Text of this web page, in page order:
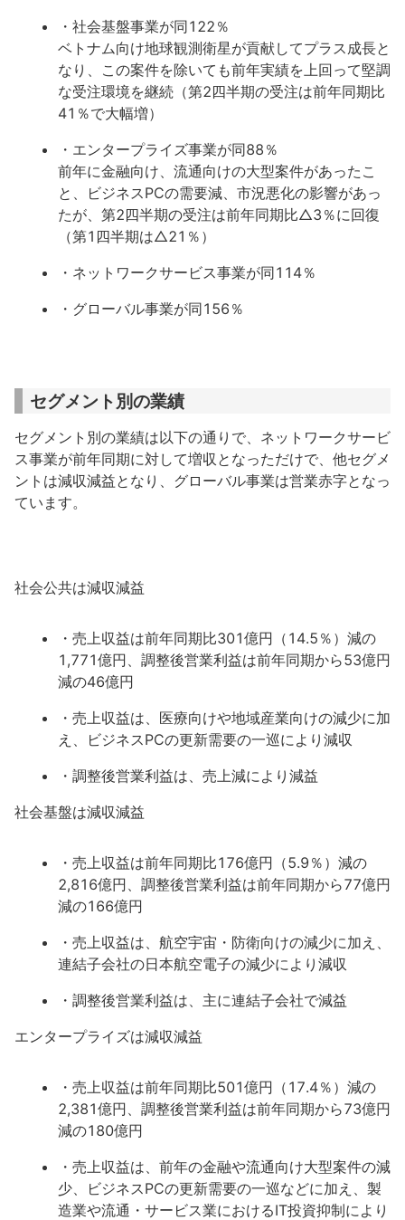
・社会基盤事業が同122％
ベトナム向け地球観測衛星が貢献してプラス成長と
なり、この案件を除いても前年実績を上回って堅調
な受注環境を継続（第2四半期の受注は前年同期比
41％で大幅増）
・エンタープライズ事業が同88％
前年に金融向け、流通向けの大型案件があったこ
と、ビジネスPCの需要減、市況悪化の影響があっ
たが、第2四半期の受注は前年同期比△3％に回復
（第1四半期は△21％）
・ネットワークサービス事業が同114％
・グローバル事業が同156％
セグメント別の業績
セグメント別の業績は以下の通りで、ネットワークサービ
ス事業が前年同期に対して増収となっただけで、他セグメ
ントは減収減益となり、グローバル事業は営業赤字となっ
ています。
社会公共は減収減益
・売上収益は前年同期比301億円（14.5％）減の
1,771億円、調整後営業利益は前年同期から53億円
減の46億円
・売上収益は、医療向けや地域産業向けの減少に加
え、ビジネスPCの更新需要の一巡により減収
・調整後営業利益は、売上減により減益
社会基盤は減収減益
・売上収益は前年同期比176億円（5.9％）減の
2,816億円、調整後営業利益は前年同期から77億円
減の166億円
・売上収益は、航空宇宙・防衛向けの減少に加え、
連結子会社の日本航空電子の減少により減収
・調整後営業利益は、主に連結子会社で減益
エンタープライズは減収減益
・売上収益は前年同期比501億円（17.4％）減の
2,381億円、調整後営業利益は前年同期から73億円
減の180億円
・売上収益は、前年の金融や流通向け大型案件の減
少、ビジネスPCの更新需要の一巡などに加え、製
造業や流通・サービス業におけるIT投資抑制により